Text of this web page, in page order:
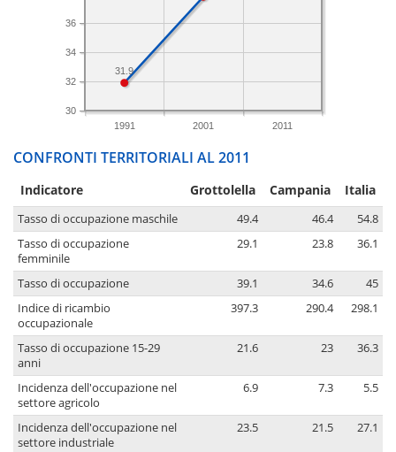
1991 2001 2011
30
32
34
36
31.9
CONFRONTI TERRITORIALI AL 2011
Indicatore Grottolella Campania Italia
Tasso di occupazione maschile 49.4 46.4
54.8
Tasso di occupazione
femminile
29.1 23.8 36.1
Tasso di occupazione 39.1 34.6
45
Indice di ricambio
occupazionale
397.3 290.4 298.1
Tasso di occupazione 15-29
anni
21.6 23 36.3
Incidenza dell'occupazione nel
settore agricolo
6.9 7.3 5.5
Incidenza dell'occupazione nel
settore industriale
23.5 21.5 27.1